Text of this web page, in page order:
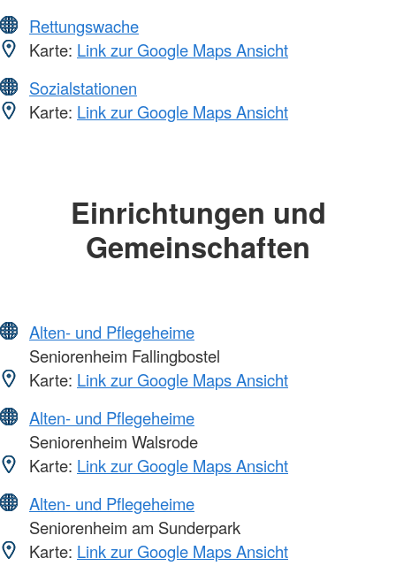
Rettungswache
Karte: Link zur Google Maps Ansicht
Sozialstationen
Karte: Link zur Google Maps Ansicht
Einrichtungen und
Gemeinschaften
Alten- und Pflegeheime
Seniorenheim Fallingbostel
Karte: Link zur Google Maps Ansicht
Alten- und Pflegeheime
Seniorenheim Walsrode
Karte: Link zur Google Maps Ansicht
Alten- und Pflegeheime
Seniorenheim am Sunderpark
Karte: Link zur Google Maps Ansicht